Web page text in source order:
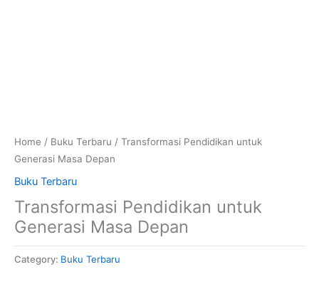
Home / Buku Terbaru / Transformasi Pendidikan untuk
Generasi Masa Depan
Buku Terbaru
Transformasi Pendidikan untuk
Generasi Masa Depan
Category: Buku Terbaru